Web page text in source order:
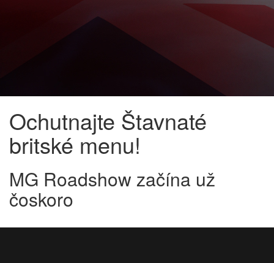
Ochutnajte Štavnaté
britské menu!
MG Roadshow začína už
čoskoro